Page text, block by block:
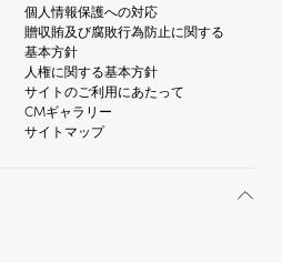
個人情報保護への対応
贈収賄及び腐敗行為防止に関する
基本方針
人権に関する基本方針
サイトのご利用にあたって
CMギャラリー
サイトマップ